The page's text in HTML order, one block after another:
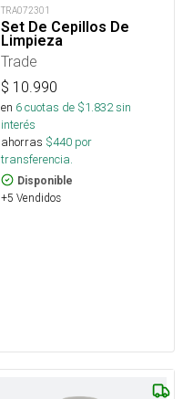
TRA072301
Set De Cepillos De
Limpieza
Trade
$ 10.990
en 6cuotas de $1.832sin
interés
ahorras $440 por
transferencia.
Disponible
+5 Vendidos